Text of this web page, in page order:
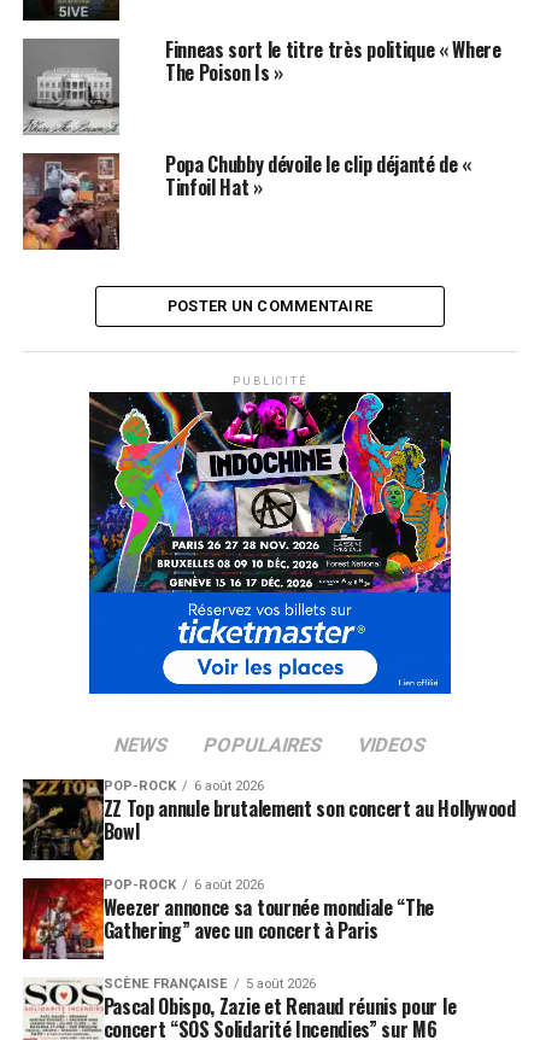
Finneas sort le titre très politique « Where
The Poison Is »
Popa Chubby dévoile le clip déjanté de «
Tinfoil Hat »
POSTER UN COMMENTAIRE
PUBLICITÉ
NEWS POPULAIRES VIDEOS
POP-ROCK 6 août 2026
ZZ Top annule brutalement son concert au Hollywood
Bowl
POP-ROCK 6 août 2026
Weezer annonce sa tournée mondiale “The
Gathering” avec un concert à Paris
SCÈNE FRANÇAISE 5 août 2026
Pascal Obispo, Zazie et Renaud réunis pour le
concert “SOS Solidarité Incendies” sur M6